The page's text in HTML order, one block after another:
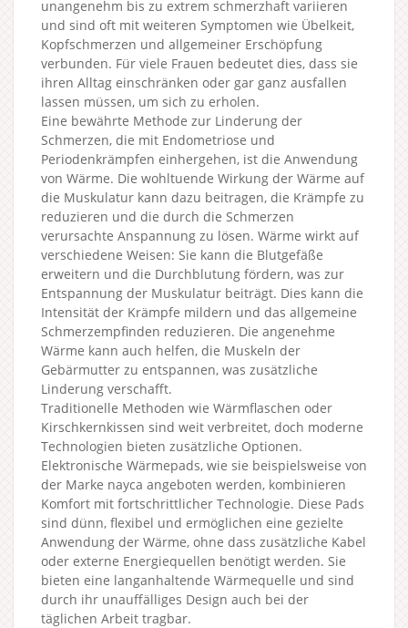
unangenehm bis zu extrem schmerzhaft variieren
und sind oft mit weiteren Symptomen wie Übelkeit,
Kopfschmerzen und allgemeiner Erschöpfung
verbunden. Für viele Frauen bedeutet dies, dass sie
ihren Alltag einschränken oder gar ganz ausfallen
lassen müssen, um sich zu erholen.
Eine bewährte Methode zur Linderung der
Schmerzen, die mit Endometriose und
Periodenkrämpfen einhergehen, ist die Anwendung
von Wärme. Die wohltuende Wirkung der Wärme auf
die Muskulatur kann dazu beitragen, die Krämpfe zu
reduzieren und die durch die Schmerzen
verursachte Anspannung zu lösen. Wärme wirkt auf
verschiedene Weisen: Sie kann die Blutgefäße
erweitern und die Durchblutung fördern, was zur
Entspannung der Muskulatur beiträgt. Dies kann die
Intensität der Krämpfe mildern und das allgemeine
Schmerzempfinden reduzieren. Die angenehme
Wärme kann auch helfen, die Muskeln der
Gebärmutter zu entspannen, was zusätzliche
Linderung verschafft.
Traditionelle Methoden wie Wärmflaschen oder
Kirschkernkissen sind weit verbreitet, doch moderne
Technologien bieten zusätzliche Optionen.
Elektronische Wärmepads, wie sie beispielsweise von
der Marke nayca angeboten werden, kombinieren
Komfort mit fortschrittlicher Technologie. Diese Pads
sind dünn, flexibel und ermöglichen eine gezielte
Anwendung der Wärme, ohne dass zusätzliche Kabel
oder externe Energiequellen benötigt werden. Sie
bieten eine langanhaltende Wärmequelle und sind
durch ihr unauffälliges Design auch bei der
täglichen Arbeit tragbar.